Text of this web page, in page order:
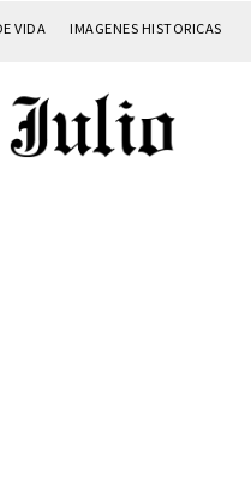
VIDA IMAGENES HISTORICAS